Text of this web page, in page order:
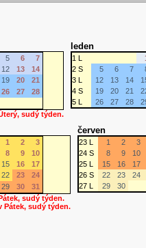
5 6
7
12 13
14
19 20
21
26 27
28
sudý týden.
leden
1 L
2 S
5 6 7
3 L
12 13 14
4 S
19 20 21
5 L
26 27 28
1 2
3
8 9
10
15 16
17
22 23
24
29 30
31
sudý týden.
Pátek, sudý týden.
červen
23 L 1 2 3
24 S
8 9 10
25 L
15 16 17
26 S
22 23 24
27 L
29 30